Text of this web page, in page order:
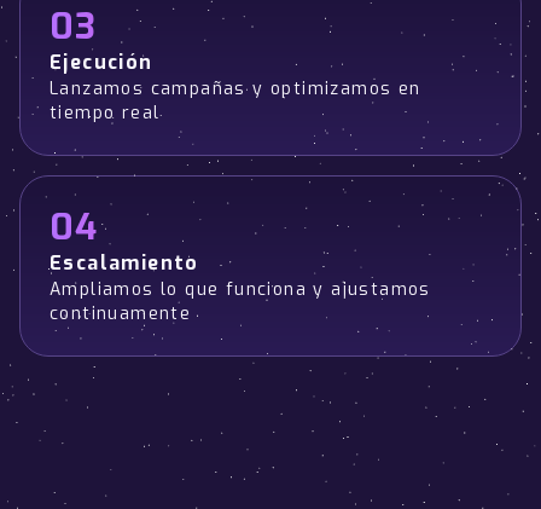
03
Ejecución
Lanzamos campañas y optimizamos en
tiempo real
04
Escalamiento
Ampliamos lo que funciona y ajustamos
continuamente